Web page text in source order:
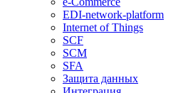
EDI-network-platform
Internet of Things
SCF
SCM
SFA
Защита данных